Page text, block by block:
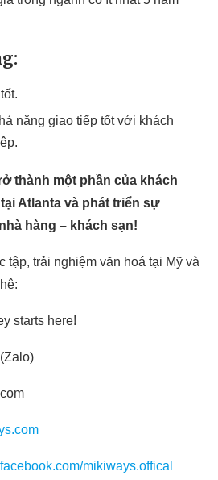
năng giao tiếp tốt với khách
thành một phần của khách
Atlanta và phát triển sự
hàng – khách sạn!
tập, trải nghiệm văn hoá tại Mỹ và
starts here!
mikiways.offical